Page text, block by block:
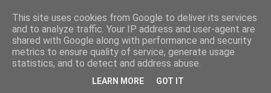
This site uses cookies from Google to deliver its services
and to analyze traffic. Your IP address and user-agent are
shared with Google along with performance and security
metrics to ensure quality of service, generate usage
statistics, and to detect and address abuse.
LEARN MORE GOT IT